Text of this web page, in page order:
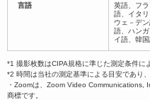
言語
英語、フ
語、イタ
ウェ－デ
語、ハン
イ語、韓
*1 撮影枚数はCIPA規格に準じた測定条件に
*2 時間は当社の測定基準による目安であり
・Zoomは、Zoom Video Communications,
商標です。